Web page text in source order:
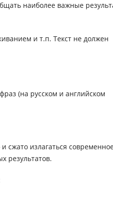
наиболее важные
и т.п. Текст не должен
(на русском и английском
сжато излагаться
результатов.